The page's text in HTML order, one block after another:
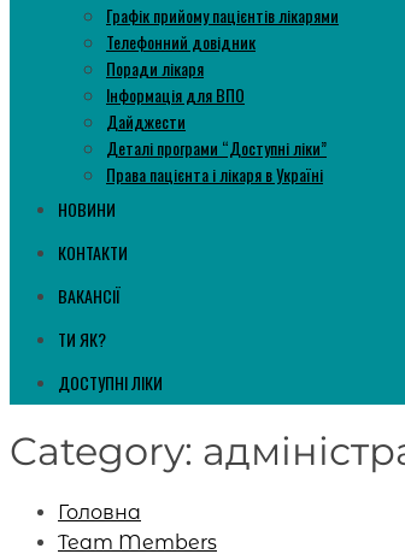
Графік прийому пацієнтів лікарями
Телефонний довідник
Поради лікаря
Інформація для ВПО
Дайджести
Деталі програми “Доступні ліки”
Права пацієнта і лікаря в Україні
НОВИНИ
КОНТАКТИ
ВАКАНСІЇ
ТИ ЯК?
ДОСТУПНІ ЛІКИ
Category:
Головна
Team Members